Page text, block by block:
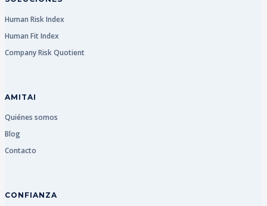
Human Risk Index
Human Fit Index
Company Risk Quotient
AMITAI
Quiénes somos
Blog
Contacto
CONFIANZA